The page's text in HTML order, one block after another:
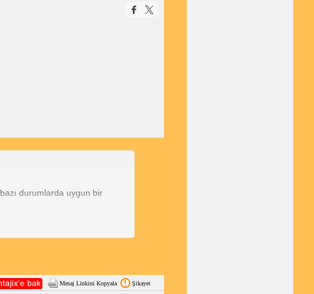
durumlarda uygun bir
şunlardır:
olması gerekir.
Mesaj Linkini Kopyala Şikayet